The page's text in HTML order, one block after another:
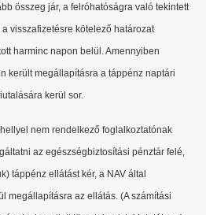
összeg jár, a felróhatóságra való tekintett
visszafizetésre kötelező határozat
harminc napon belül. Amennyiben
került megállapításra a táppénz naptári
kerül sor.
nem rendelkező foglalkoztatónak
az egészségbiztosítási pénztár felé,
táppénz ellátást kér, a NAV által
megállapításra az ellátás. (A számítási